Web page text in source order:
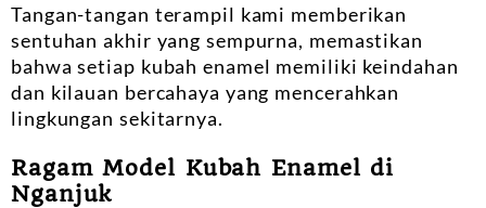
Tangan-tangan terampil kami memberikan
sentuhan akhir yang sempurna, memastikan
bahwa setiap kubah enamel memiliki keindahan
dan kilauan bercahaya yang mencerahkan
lingkungan sekitarnya.
Ragam Model Kubah Enamel di
Nganjuk